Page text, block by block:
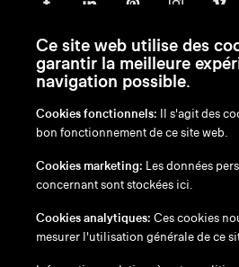
en/nl/fr/de
Exonération de responsabilité
Politique en matière de cookies
Ce site web utilise des
garantir la meilleure
navigation possible.
Cookies fonctionnels: Il s'agit des
bon fonctionnement de ce site web.
Cookies marketing: Les données
concernant sont stockées ici.
Cookies analytiques: Ces cookies
mesurer l'utilisation générale de ce